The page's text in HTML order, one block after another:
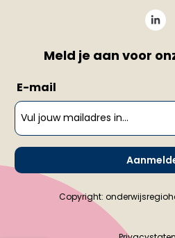
Meld je aan voor
E-mail
Copyright: